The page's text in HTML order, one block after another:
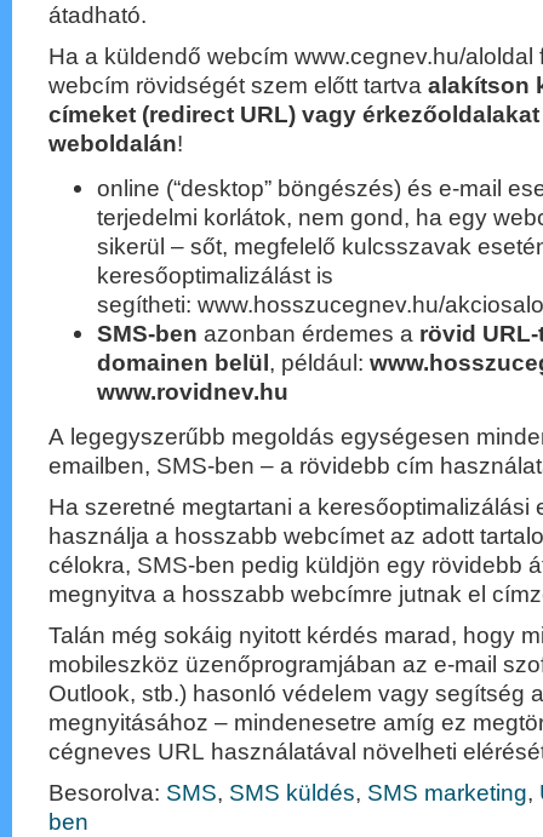
átadható.
Ha a küldendő webcím www.cegnev.hu/aloldal
webcím rövidségét szem előtt tartva alakítson
címeket (redirect URL) vagy
weboldalán!
online (“desktop” böngészés) és e-mail
terjedelmi korlátok, nem gond, ha egy
sikerül – sőt, megfelelő kulcsszavak
keresőoptimalizálást is
segítheti: www.hosszucegnev.hu/
SMS-ben azonban érdemes a rövid
domainen belül, például:
www.rovidnev.hu
A legegyszerűbb megoldás egységesen
emailben, SMS-ben – a rövidebb cím
Ha szeretné megtartani a keresőoptimalizálási
használja a hosszabb webcímet az adott
célokra, SMS-ben pedig küldjön egy rövidebb
megnyitva a hosszabb webcímre jutnak el
Talán még sokáig nyitott kérdés marad, hogy
mobileszköz üzenőprogramjában az e-mail
Outlook, stb.) hasonló védelem vagy segítség
megnyitásához – mindenesetre amíg ez
cégneves URL használatával növelheti
Besorolva: SMS, SMS küldés, SMS marketing,
ben